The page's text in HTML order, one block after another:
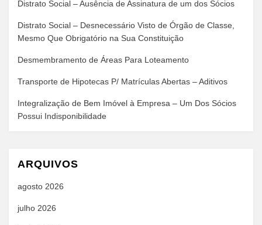
Distrato Social – Ausência de Assinatura de um dos Sócios
Distrato Social – Desnecessário Visto de Órgão de Classe,
Mesmo Que Obrigatório na Sua Constituição
Desmembramento de Áreas Para Loteamento
Transporte de Hipotecas P/ Matrículas Abertas – Aditivos
Integralização de Bem Imóvel à Empresa – Um Dos Sócios
Possui Indisponibilidade
ARQUIVOS
agosto 2026
julho 2026